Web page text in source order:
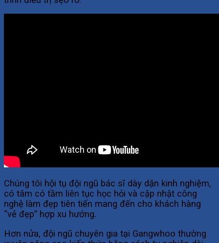
Chúng tôi hội tụ đội ngũ bác sĩ dày dặn kinh nghiệm,
có tâm có tầm liên tục học hỏi và cập nhật công
nghệ làm đẹp tiên tiến mang đến cho khách hàng
“vẻ đẹp” hợp xu hướng.
Hơn nửa, đội ngũ chuyên gia tại Gangwhoo thường